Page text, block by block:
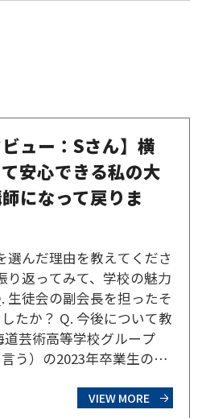
ビュー：Sさん】横
安心できる私の大
になって戻りま
選んだ理由を教えてくださ
り返ってみて、学校の魅力
生徒会の副会長を担ったそ
たか？ Q. 今後について教
芸術高等学校グループ
う）の2023年卒業生のS
芸）の美容師コースで学
VIEW MORE